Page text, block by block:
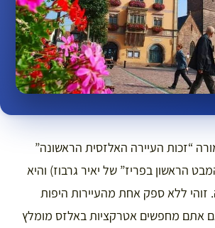
“זכות העיירה האלזסית הראשונה”
הראשון בפריז” של יאיר גרבוז) והיא
ללא ספק אחת מהעיירות היפות
אתם מחפשים אטרקציות באלזס מומלץ